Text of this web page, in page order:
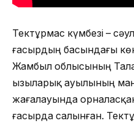
Тектұрмас күмбезі –
ғасырдың басындағы
Жамбыл облысының
Қызыларық ауылының
жағалауында
ғасырда салынған.